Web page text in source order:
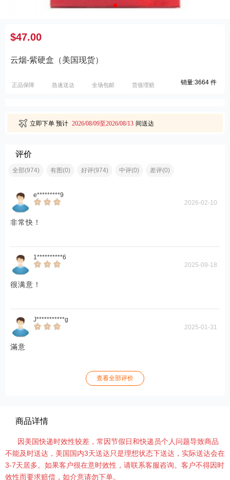
$47.00
云烟-紫硬盒（美国现货）
正品保障 急速送达 全场包邮 货值理赔 销量:3664 件
立即下单 预计 2026/08/09至2026/08/13 间送达
评价
全部(974) 有图(0) 好评(974) 中评(0) 差评(0)
e*********9
2026-02-10
非常快！
1**********6
2025-09-18
很满意！
J***********g
2025-01-31
滿意
查看全部评价
商品详情
因美国快递时效性较差，常因节假日和快递员个人问题导致商品
不能及时送达，美国国内3天送达只是理想状态下送达，实际送达会在
3-7天居多。如果客户很在意时效性，请联系客服咨询。客户不得因时
效性而要求赔偿，如介意请勿下单。